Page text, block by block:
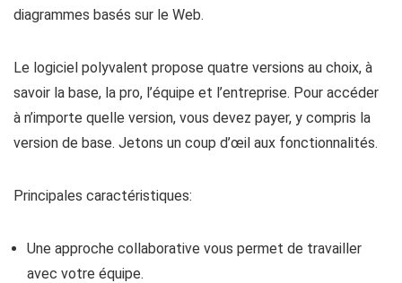
diagrammes basés sur le Web.
Le logiciel polyvalent propose quatre versions au choix, à
savoir la base, la pro, l’équipe et l’entreprise. Pour accéder
à n’importe quelle version, vous devez payer, y compris la
version de base. Jetons un coup d’œil aux fonctionnalités.
Principales caractéristiques:
Une approche collaborative vous permet de travailler
avec votre équipe.